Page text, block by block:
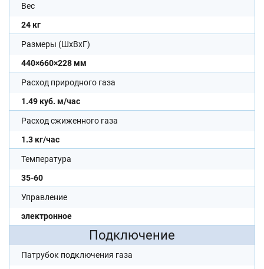
Вес
24 кг
Размеры (ШхВхГ)
440×660×228 мм
Расход природного газа
1.49 куб. м/час
Расход сжиженного газа
1.3 кг/час
Температура
35-60
Управление
электронное
Подключение
Патрубок подключения газа